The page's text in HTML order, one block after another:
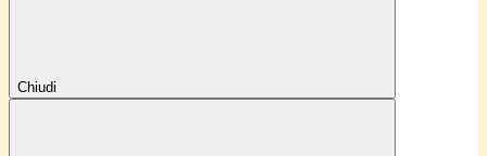
Chiudi